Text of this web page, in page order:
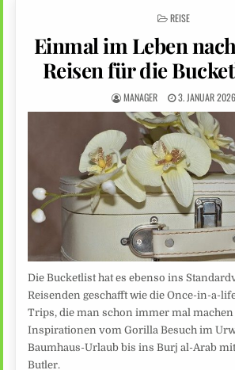
POSTED
REISE
Einmal im Leben
Reisen für die
MANAGER 3. JANUAR 2026
Die Bucketlist hat es ebenso ins
Reisenden geschafft wie die Once-in-a-
Trips, die man schon immer mal machen
Inspirationen vom Gorilla Besuch im
Baumhaus-Urlaub bis ins Burj al-Arab
Butler.